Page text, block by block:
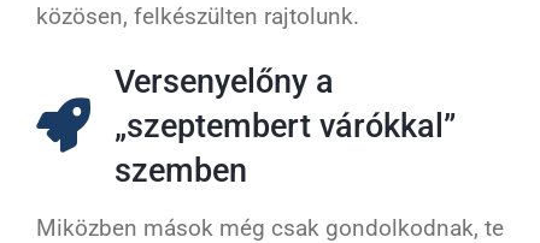
közösen, felkészülten rajtolunk.
Versenyelőny a
„szeptembert várókkal”
szemben
Miközben mások még csak gondolkodnak, te